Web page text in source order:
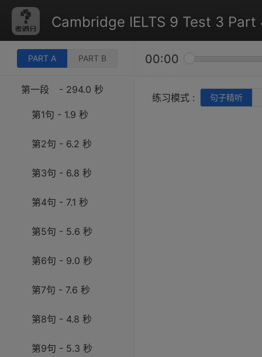
Cambridge IELTS 9 Test 3 Part
PART A PART B 00:00
第一段 - 294.0 秒
第1句 - 1.9 秒
第2句 - 6.2 秒
第3句 - 6.8 秒
第4句 - 7.1 秒
第5句 - 5.6 秒
第6句 - 9.0 秒
第7句 - 7.6 秒
第8句 - 4.8 秒
第9句 - 5.3 秒
练习模式 : 句子精听